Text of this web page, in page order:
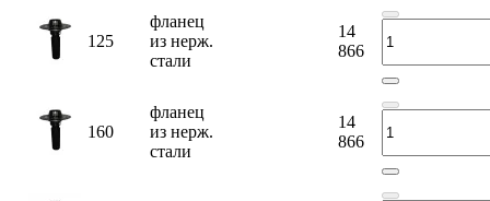
125
фланец
из нерж.
стали
14
866
160
фланец
из нерж.
стали
14
866